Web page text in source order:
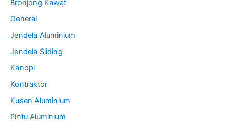
Bronjong Kawat
General
Jendela Aluminium
Jendela Sliding
Kanopi
Kontraktor
Kusen Aluminium
Pintu Aluminium